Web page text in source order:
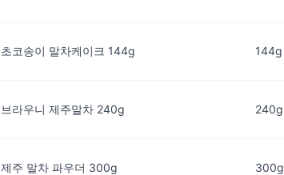
초코송이 말차케이크 144g 144g
브라우니 제주말차 240g 240g
제주 말차 파우더 300g 300g